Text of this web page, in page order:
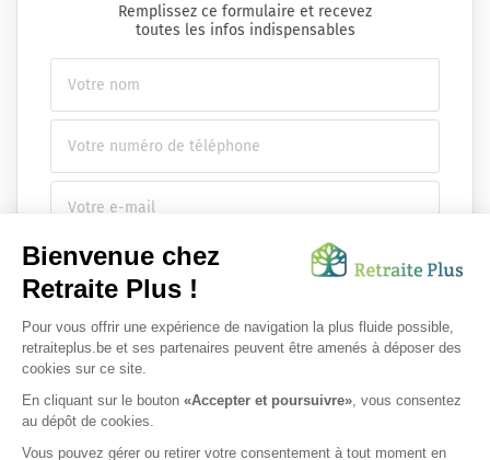
Remplissez ce formulaire et recevez
toutes les infos indispensables
Envoyer ma demande
Nous vous infsdgsormons de l'existence de la liste d'opposition
au démarchage téléphonique.